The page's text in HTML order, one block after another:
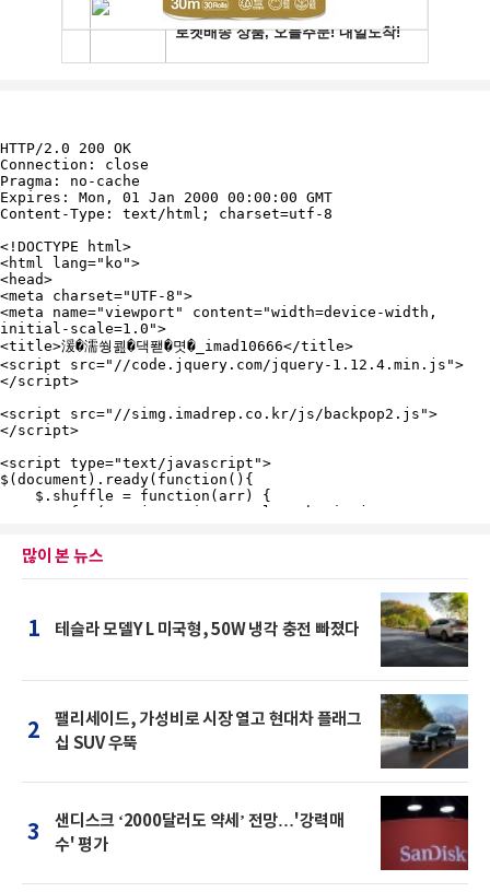
많이 본 뉴스
1 테슬라 모델Y L 미국형, 50W 냉각 충전 빠졌다
2
팰리세이드, 가성비로 시장 열고 현대차 플래그
십 SUV 우뚝
3
샌디스크 ‘2000달러도 약세’ 전망…'강력매
수' 평가